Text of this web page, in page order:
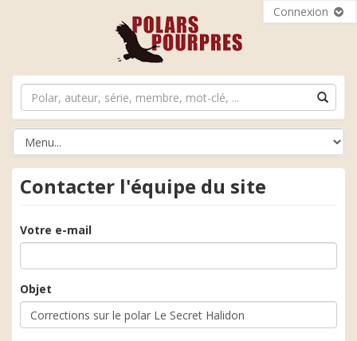
Connexion
Contacter l'équipe du site
Votre e-mail
Objet